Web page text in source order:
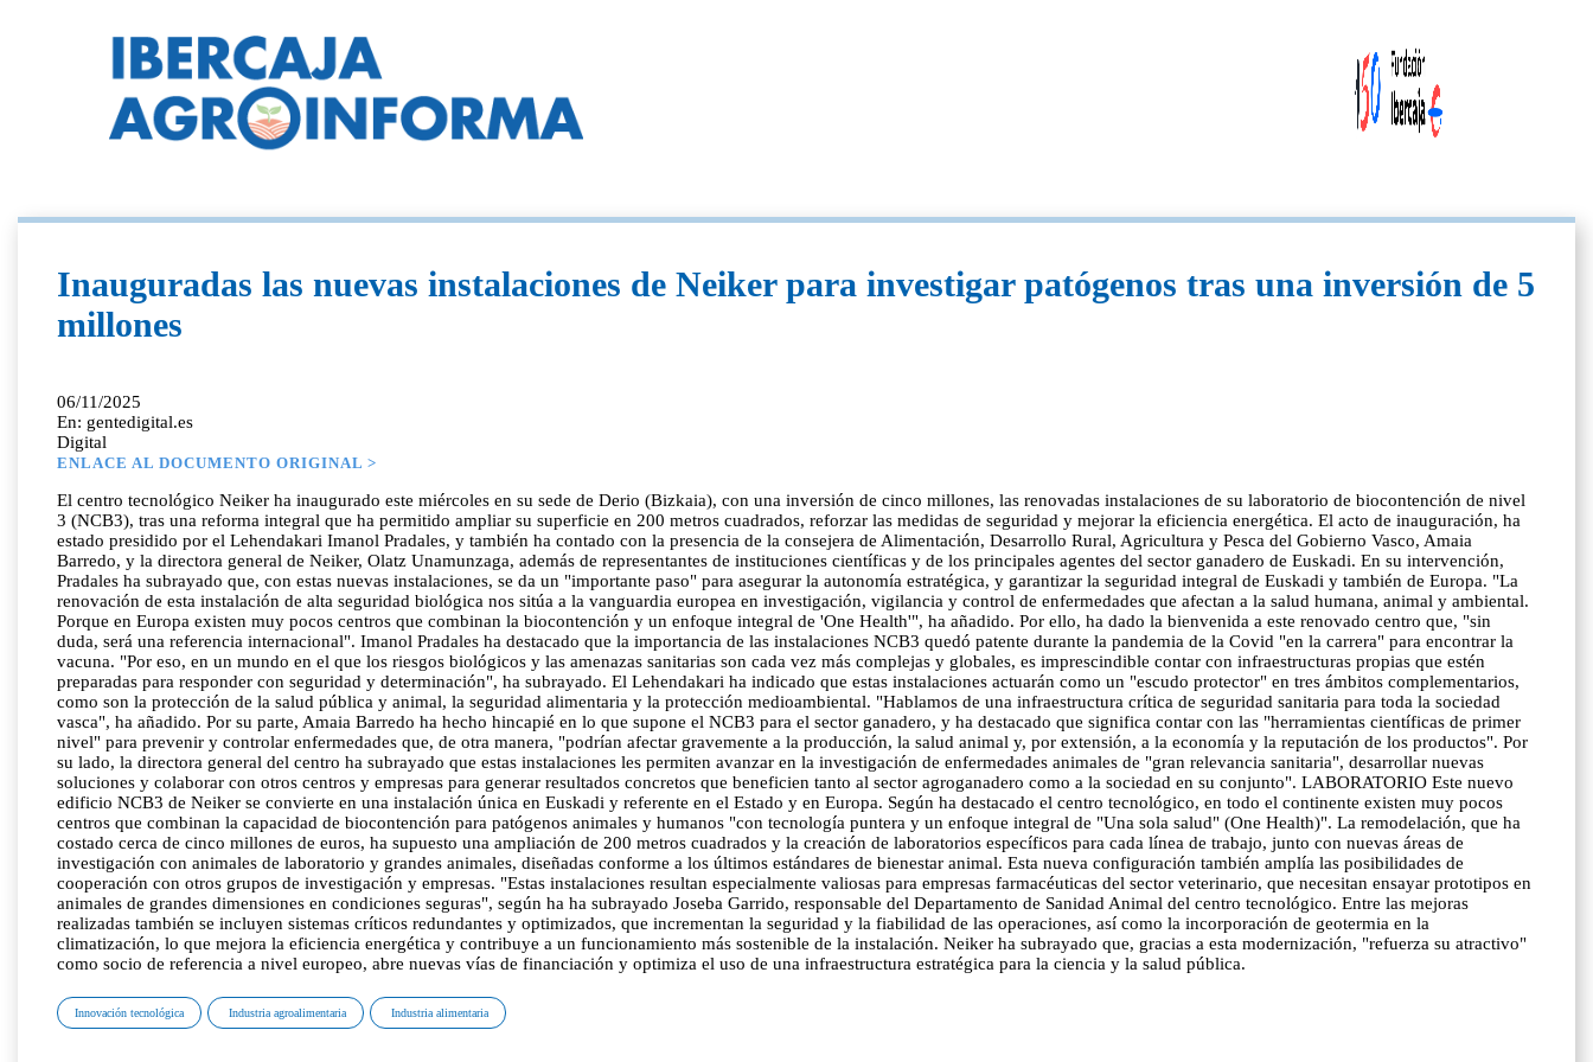
Inauguradas las nuevas instalaciones de Neiker para investigar patógenos tras una inversión de 5
millones
06/11/2025
En: gentedigital.es
Digital
ENLACE AL DOCUMENTO ORIGINAL >
El centro tecnológico Neiker ha inaugurado este miércoles en su sede de Derio (Bizkaia), con una inversión de cinco millones, las renovadas instalaciones de su laboratorio de biocontención de nivel
3 (NCB3), tras una reforma integral que ha permitido ampliar su superficie en 200 metros cuadrados, reforzar las medidas de seguridad y mejorar la eficiencia energética. El acto de inauguración, ha
estado presidido por el Lehendakari Imanol Pradales, y también ha contado con la presencia de la consejera de Alimentación, Desarrollo Rural, Agricultura y Pesca del Gobierno Vasco, Amaia
Barredo, y la directora general de Neiker, Olatz Unamunzaga, además de representantes de instituciones científicas y de los principales agentes del sector ganadero de Euskadi. En su intervención,
Pradales ha subrayado que, con estas nuevas instalaciones, se da un "importante paso" para asegurar la autonomía estratégica, y garantizar la seguridad integral de Euskadi y también de Europa. "La
renovación de esta instalación de alta seguridad biológica nos sitúa a la vanguardia europea en investigación, vigilancia y control de enfermedades que afectan a la salud humana, animal y ambiental.
Porque en Europa existen muy pocos centros que combinan la biocontención y un enfoque integral de 'One Health'", ha añadido. Por ello, ha dado la bienvenida a este renovado centro que, "sin
duda, será una referencia internacional". Imanol Pradales ha destacado que la importancia de las instalaciones NCB3 quedó patente durante la pandemia de la Covid "en la carrera" para encontrar la
vacuna. "Por eso, en un mundo en el que los riesgos biológicos y las amenazas sanitarias son cada vez más complejas y globales, es imprescindible contar con infraestructuras propias que estén
preparadas para responder con seguridad y determinación", ha subrayado. El Lehendakari ha indicado que estas instalaciones actuarán como un "escudo protector" en tres ámbitos complementarios,
como son la protección de la salud pública y animal, la seguridad alimentaria y la protección medioambiental. "Hablamos de una infraestructura crítica de seguridad sanitaria para toda la sociedad
vasca", ha añadido. Por su parte, Amaia Barredo ha hecho hincapié en lo que supone el NCB3 para el sector ganadero, y ha destacado que significa contar con las "herramientas científicas de primer
nivel" para prevenir y controlar enfermedades que, de otra manera, "podrían afectar gravemente a la producción, la salud animal y, por extensión, a la economía y la reputación de los productos". Por
su lado, la directora general del centro ha subrayado que estas instalaciones les permiten avanzar en la investigación de enfermedades animales de "gran relevancia sanitaria", desarrollar nuevas
soluciones y colaborar con otros centros y empresas para generar resultados concretos que beneficien tanto al sector agroganadero como a la sociedad en su conjunto". LABORATORIO Este nuevo
edificio NCB3 de Neiker se convierte en una instalación única en Euskadi y referente en el Estado y en Europa. Según ha destacado el centro tecnológico, en todo el continente existen muy pocos
centros que combinan la capacidad de biocontención para patógenos animales y humanos "con tecnología puntera y un enfoque integral de "Una sola salud" (One Health)". La remodelación, que ha
costado cerca de cinco millones de euros, ha supuesto una ampliación de 200 metros cuadrados y la creación de laboratorios específicos para cada línea de trabajo, junto con nuevas áreas de
investigación con animales de laboratorio y grandes animales, diseñadas conforme a los últimos estándares de bienestar animal. Esta nueva configuración también amplía las posibilidades de
cooperación con otros grupos de investigación y empresas. "Estas instalaciones resultan especialmente valiosas para empresas farmacéuticas del sector veterinario, que necesitan ensayar prototipos en
animales de grandes dimensiones en condiciones seguras", según ha ha subrayado Joseba Garrido, responsable del Departamento de Sanidad Animal del centro tecnológico. Entre las mejoras
realizadas también se incluyen sistemas críticos redundantes y optimizados, que incrementan la seguridad y la fiabilidad de las operaciones, así como la incorporación de geotermia en la
climatización, lo que mejora la eficiencia energética y contribuye a un funcionamiento más sostenible de la instalación. Neiker ha subrayado que, gracias a esta modernización, "refuerza su atractivo"
como socio de referencia a nivel europeo, abre nuevas vías de financiación y optimiza el uso de una infraestructura estratégica para la ciencia y la salud pública.
Innovación tecnológica Industria agroalimentaria Industria alimentaria